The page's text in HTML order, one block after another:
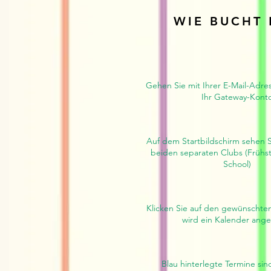
WIE BUCHT
Gehen Sie mit Ihrer E-Mail-
Ihr Gateway-
Auf dem Startbildschirm sehen
beiden separaten Clubs
School)
Klicken Sie auf den
wird ein Kalender
Blau hinterlegte Termine